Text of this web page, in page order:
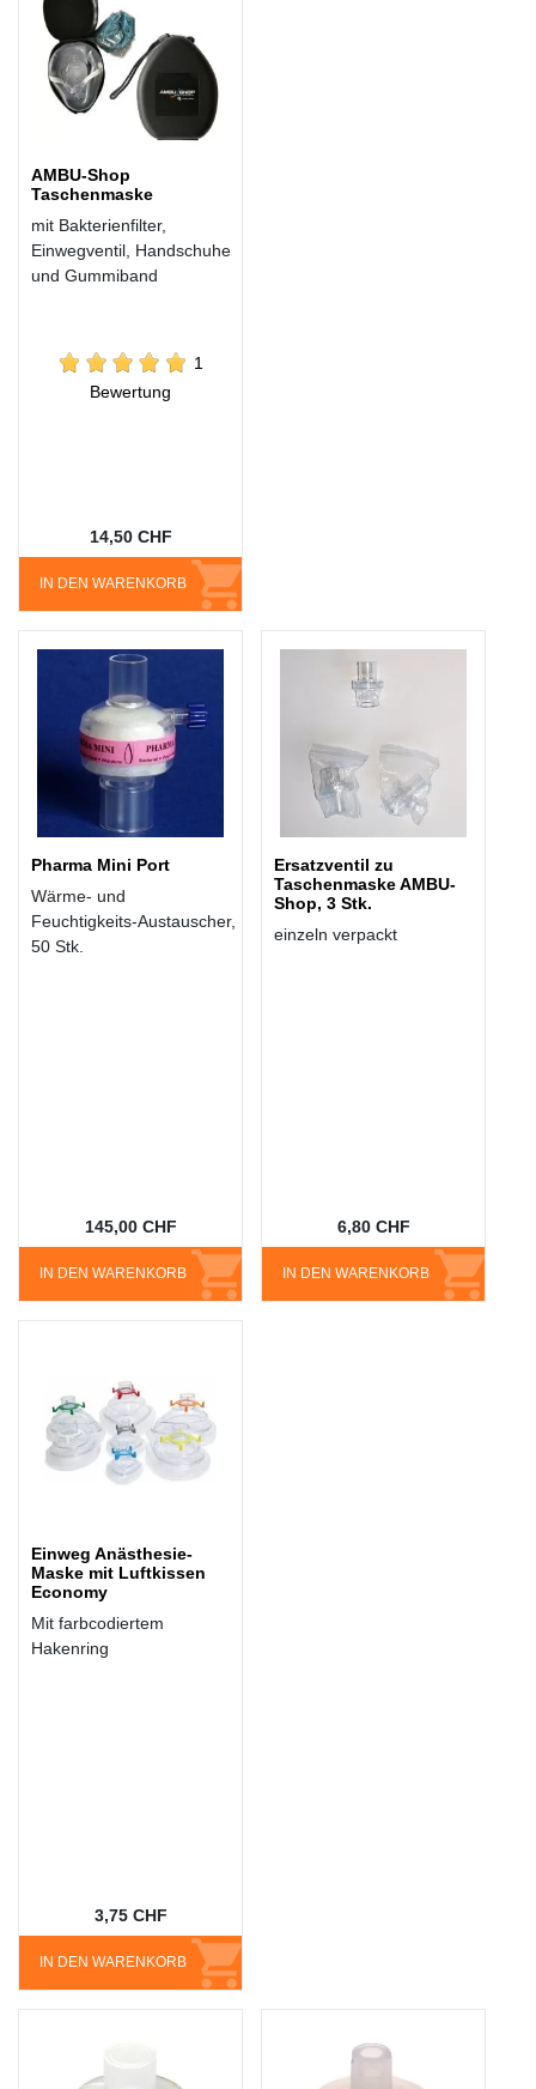
AMBU-Shop
Taschenmaske
mit Bakterienfilter,
Einwegventil, Handschuhe
und Gummiband
IN DEN WARENKORB
14,50 CHF
1
Bewertung
Pharma Mini Port
Wärme- und
Feuchtigkeits-Austauscher,
50 Stk.
IN DEN WARENKORB
145,00 CHF
Ersatzventil zu
Taschenmaske AMBU-
Shop, 3 Stk.
einzeln verpackt
IN DEN WARENKORB
6,80 CHF
Einweg Anästhesie-
Maske mit Luftkissen
Economy
Mit farbcodiertem
Hakenring
IN DEN WARENKORB
3,75 CHF